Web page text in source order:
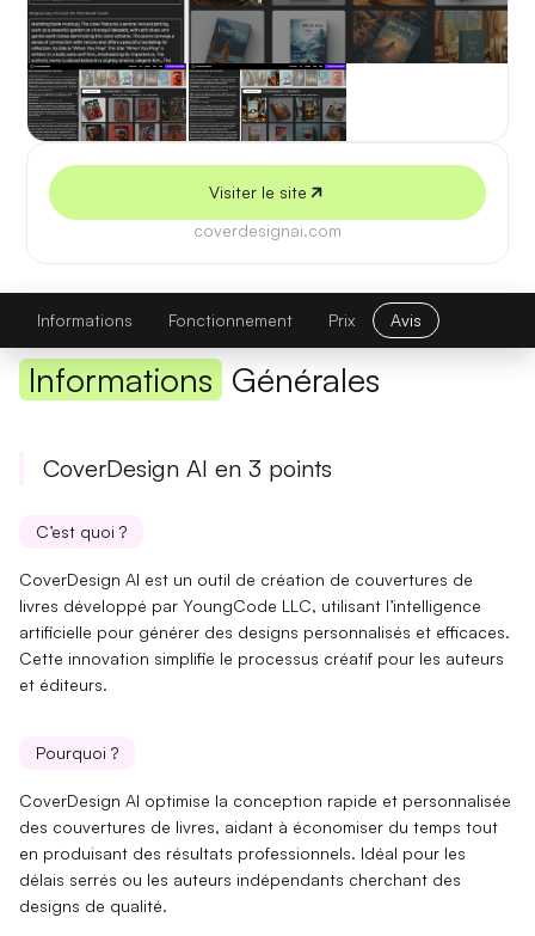
5 juillet 2026
Visiter le site
coverdesignai.com
CoverDesign AI
Visiter le site
Informations
Fonctionnement Prix Avis
Informations Générales
CoverDesign AI en 3 points
C’est quoi ?
CoverDesign AI est un outil de création de couvertures de
livres développé parYoungCode LLC, utilisant l’intelligence
artificielle pour générer des designs personnalisés et efficaces.
Cette innovation simplifie le processus créatif pour les auteurs
et éditeurs.
Pourquoi ?
CoverDesign AI optimise la conception rapide et personnalisée
des couvertures de livres, aidant à économiser du temps tout
en produisant des résultats professionnels. Idéal pour les
délais serrés ou les auteurs indépendants cherchant des
designs de qualité.